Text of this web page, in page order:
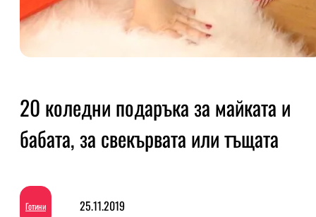
20 коледни подаръка за майката и
бабата, за свекървата или тъщата
Готини 25.11.2019